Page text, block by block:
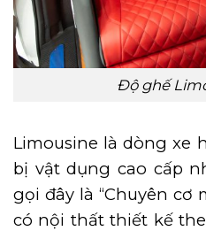
Độ ghế
Limousine là dòng xe
bị vật dụng cao cấp
gọi đây là “Chuyên cơ
có nội thất thiết kế